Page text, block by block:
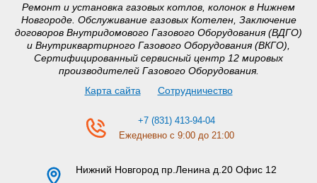
Ремонт и установка газовых котлов, колонок в Нижнем
Новгороде. Обслуживание газовых Котелен, Заключение
договоров Внутридомового Газового Оборудования (ВДГО)
и Внутриквартирного Газового Оборудования (ВКГО),
Сертифицированный сервисный центр 12 мировых
производителей Газового Оборудования.
Карта сайта
Сотрудничество
+7 (831) 413-94-04
Ежедневно с 9:00 до 21:00
Нижний Новгород пр.Ленина д.20 Офис 12